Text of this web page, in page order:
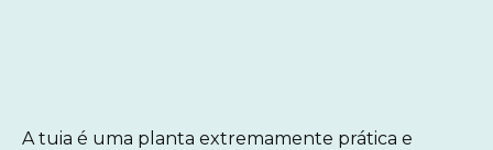
A tuia é uma planta extremamente prática e